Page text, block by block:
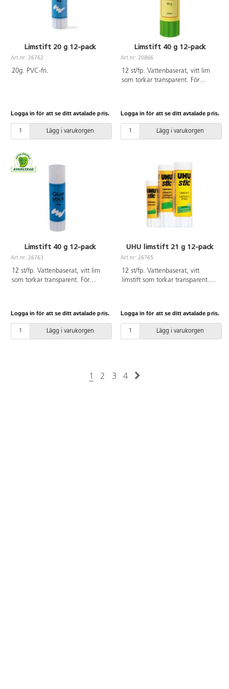
Limstift 20 g 12-pack
Art.nr: 26762
20g. PVC-fri.
Logga in för att se ditt avtalade pris.
Lägg i varukorgen
Limstift 40 g 12-pack
Art.nr: 20866
12 st/fp. Vattenbaserat, vitt lim
som torkar transparent. För
Logga in för att se ditt avtalade pris.
Lägg i varukorgen
Limstift 40 g 12-pack
Art.nr: 26763
12 st/fp. Vattenbaserat, vitt lim
som torkar transparent. För
Logga in för att se ditt avtalade pris.
Lägg i varukorgen
UHU limstift 21 g 12-pack
Art.nr: 26765
12 st/fp. Vattenbaserat, vitt
limstift som torkar transparent.
Logga in för att se ditt avtalade pris.
Lägg i varukorgen
1 2 3 4